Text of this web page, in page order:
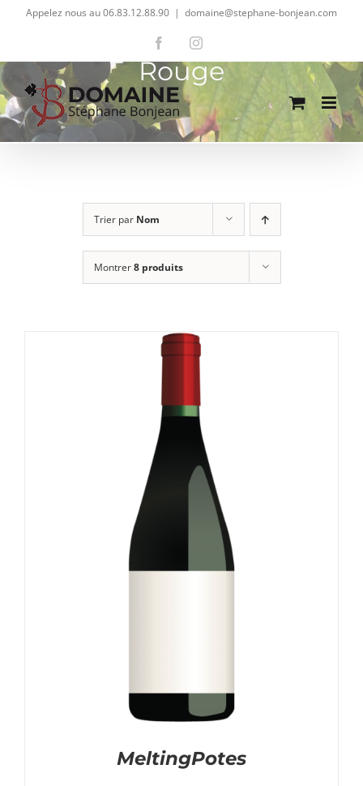
Passer
contenu
Appelez nous au 06.83.12.88.90 | domaine@stephane-bonjean.com
FacebookInstagram
Rouge
Trier par Nom
Montrer8 produits
MeltingPotes